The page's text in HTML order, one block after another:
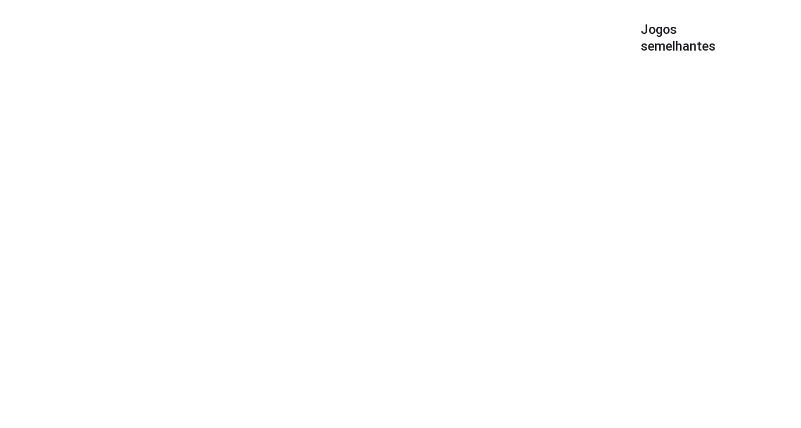
Jogos
semelhantes